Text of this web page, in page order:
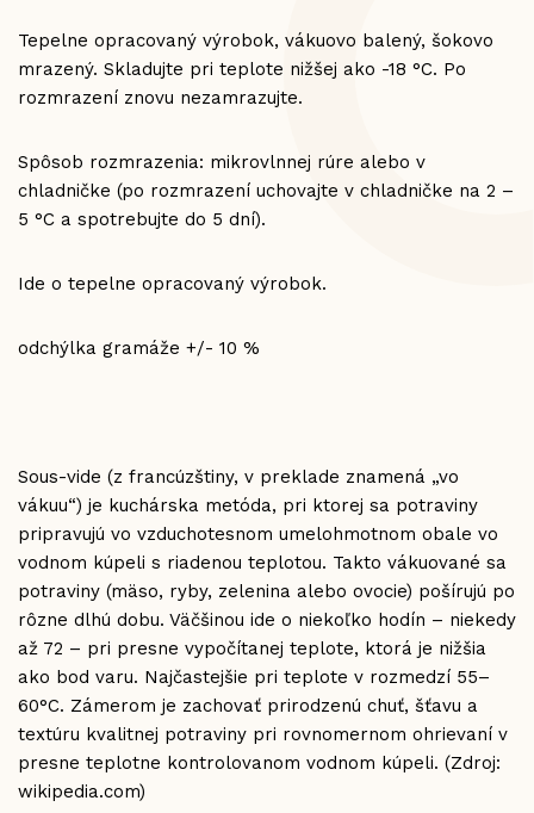
Tepelne opracovaný výrobok, vákuovo balený, šokovo
mrazený. Skladujte pri teplote nižšej ako -18 °C. Po
rozmrazení znovu nezamrazujte.
Spôsob rozmrazenia: mikrovlnnej rúre alebo v
chladničke (po rozmrazení uchovajte v chladničke na 2 –
5 °C a spotrebujte do 5 dní).
Ide o tepelne opracovaný výrobok.
odchýlka gramáže +/- 10 %
Sous-vide (z francúzštiny, v preklade znamená „vo
vákuu“) je kuchárska metóda, pri ktorej sa potraviny
pripravujú vo vzduchotesnom umelohmotnom obale vo
vodnom kúpeli s riadenou teplotou. Takto vákuované sa
potraviny (mäso, ryby, zelenina alebo ovocie) pošírujú po
rôzne dlhú dobu. Väčšinou ide o niekoľko hodín – niekedy
až 72 – pri presne vypočítanej teplote, ktorá je nižšia
ako bod varu. Najčastejšie pri teplote v rozmedzí 55–
60°C. Zámerom je zachovať prirodzenú chuť, šťavu a
textúru kvalitnej potraviny pri rovnomernom ohrievaní v
presne teplotne kontrolovanom vodnom kúpeli. (Zdroj:
wikipedia.com)